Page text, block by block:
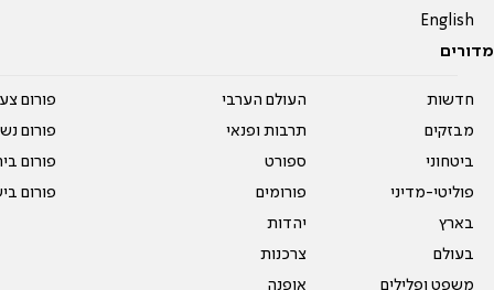
English
מדורים
חדשות
מבזקים
ביטחוני
פוליטי-מדיני
בארץ
בעולם
משפט ופלילים
העולם הערבי
תרבות ופנאי
ספורט
פורומים
יהדות
צרכנות
אופנה
פורום
פורום
פורום
פורום